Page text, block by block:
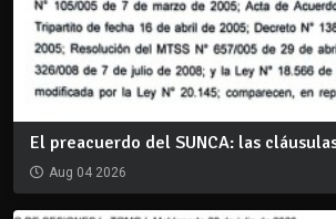
El preacuerdo del SUNCA: las
Aug 04 2026